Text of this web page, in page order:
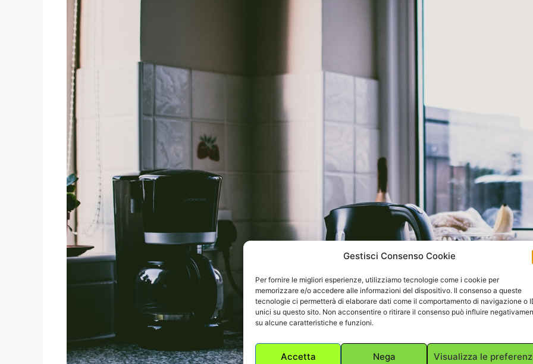
Gestisci Consenso Cookie
Per fornire le migliori esperienze, utilizziamo tecnologie come i cookie per
memorizzare e/o accedere alle informazioni del dispositivo. Il consenso a queste
tecnologie ci permetterà di elaborare dati come il comportamento di navigazione o
unici su questo sito. Non acconsentire o ritirare il consenso può influire
su alcune caratteristiche e funzioni.
Accetta Nega Visualizza le